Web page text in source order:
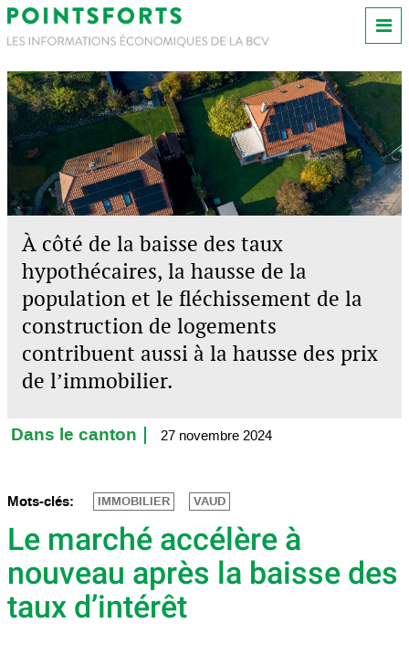
À côté de la baisse des taux
hypothécaires, la hausse de la
population et le fléchissement de la
construction de logements
contribuent aussi à la hausse des prix
de l’immobilier.
Dans le canton 27 novembre 2024
Mots-clés: IMMOBILIER VAUD
Le marché accélère à
nouveau après la baisse des
taux d’intérêt